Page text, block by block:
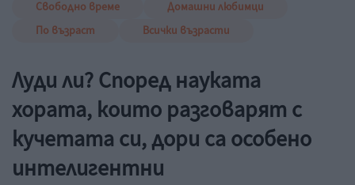
Свободно време
Домашни любимци
По възраст
Всички възрасти
Луди ли? Според науката
хората, които разговарят с
кучетата си, дори са особено
интелигентни